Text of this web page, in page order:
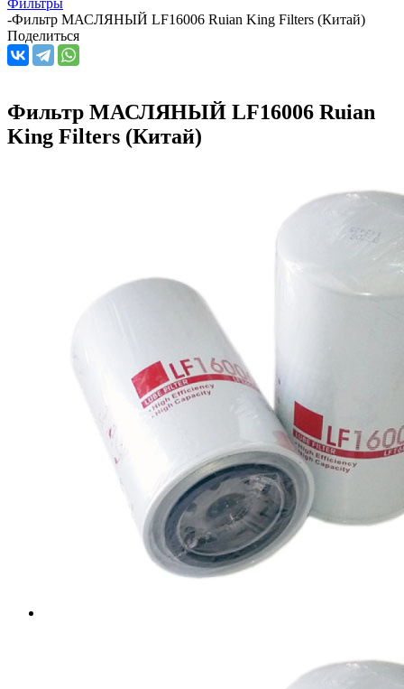
-Фильтр МАСЛЯНЫЙ LF16006 Ruian King Filters (Китай)
Поделиться
Фильтр МАСЛЯНЫЙ LF16006 Ruian
King Filters (Китай)